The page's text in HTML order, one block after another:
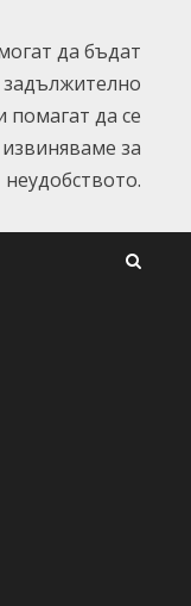
да бъдат
помагат да се
за
неудобството.